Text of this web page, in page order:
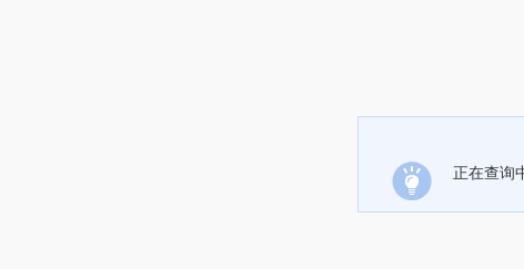
正在查询